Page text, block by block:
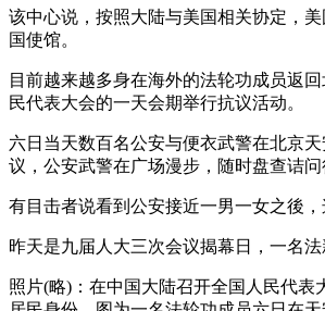
该中心说，按照大陆与美国相关协定，
国使馆。
目前越来越多身在海外的法轮功成员返
民代表大会的一天会期举行抗议活动。
六日当天数百名公安与便衣武警在北京
议，公安武警在广场漫步，随时盘查诘问
有目击者说看到公安接近一男一女之後
昨天是九届人大三次会议揭幕日，一名
照片(略)：在中国大陆召开全国人民代